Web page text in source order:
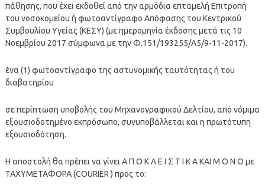
πάθησης, που έχει εκδοθεί από την αρμόδια επταμελή Επιτροπή
του νοσοκομείου ή φωτοαντίγραφο Απόφασης του Κεντρικού
Συμβουλίου Υγείας (ΚΕΣΥ) (με ημερομηνία έκδοσης μετά τις 10
Νοεμβρίου 2017 σύμφωνα με την Φ.151/193255/Α5/9-11-2017).
ένα (1) φωτοαντίγραφο της αστυνομικής ταυτότητας ή του
διαβατηρίου
σε περίπτωση υποβολής του Μηχανογραφικού Δελτίου, από νόμιμα
εξουσιοδοτημένο εκπρόσωπο, συνυποβάλλεται και η πρωτότυπη
εξουσιοδότηση.
Η αποστολή θα πρέπει να γίνει Α Π Ο Κ Λ Ε Ι Σ Τ Ι Κ Α ΚΑΙ Μ Ο Ν Ο με
ΤΑΧΥΜΕΤΑΦΟΡΑ (COURIER ) προς το: